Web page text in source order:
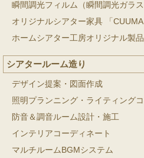
瞬間調光フィルム（瞬間調光ガラス
オリジナルシアター家具 「CUUMA
ホームシアター工房オリジナル製品
シアタールーム造り
デザイン提案・図面作成
照明プランニング・ライティング
防音＆調音ルーム設計・施工
インテリアコーディネート
マルチルームBGMシステム